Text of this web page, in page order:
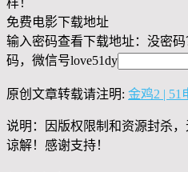
样！
免费电影下载地址
输入密码查看下载地址：没密
码，微信号love51dy
原创文章转载请注明: 金鸡2 | 51
说明：因版权限制和资源封杀
谅解！感谢支持！